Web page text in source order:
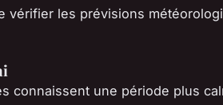
vérifier les prévisions
connaissent une période plus